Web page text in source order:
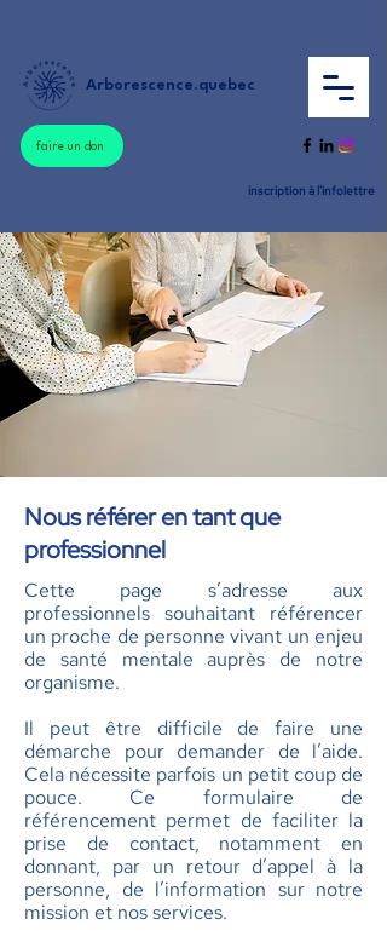
Arborescence.quebec
faire un don
inscription à l'infolettre
Nous référer en tant que
professionnel
​Cette page s’adresse aux
professionnels souhaitant référencer
un proche de personne vivant un enjeu
de santé mentale auprès de notre
organisme.
Il peut être difficile de faire une
démarche pour demander de l’aide.
Cela nécessite parfois un petit coup de
pouce. Ce formulaire de
référencement permet de faciliter la
prise de contact, notamment en
donnant, par un retour d’appel à la
personne, de l’information sur notre
mission et nos services.